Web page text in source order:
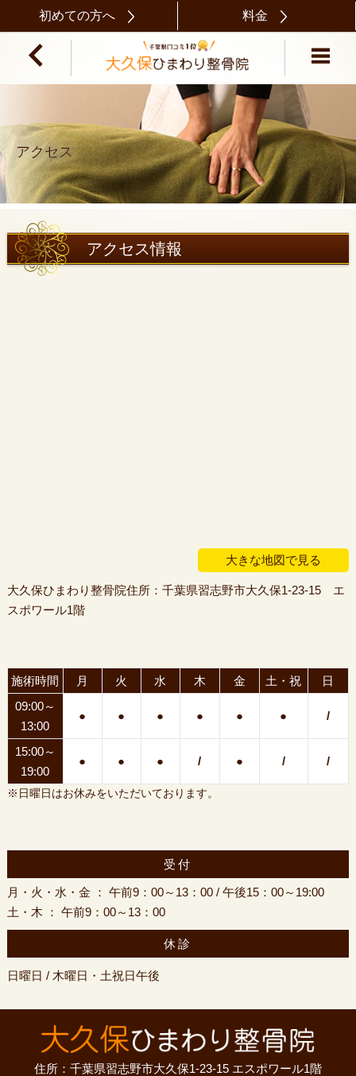
初めての方へ 料金
アクセス
アクセス情報
大きな地図で見る
大久保ひまわり整骨院住所：千葉県習志野市大久保1-23-15 エ
スポワール1階
施術時間 月 火 水 木 金 土・祝
日
09:00～
13:00
● ● ● ● ● ● /
15:00～
19:00
● ● ● / ● / /
※日曜日はお休みをいただいております。
受付
月・火・水・金 ： 午前9：00～13：00 / 午後15：00～19:00
土・木 ： 午前9：00～13：00
休診
日曜日 / 木曜日・土祝日午後
住所：千葉県習志野市大久保1-23-15 エスポワール1階